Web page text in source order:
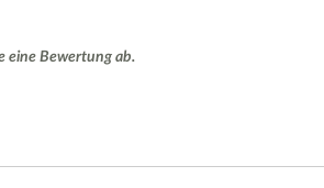
eine Bewertung ab.